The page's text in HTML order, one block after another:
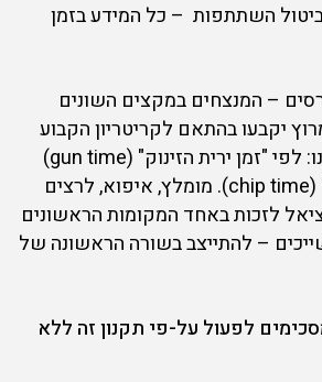
ביטול השתתפות – כל המידע בזמן
– המנצחים במקצים השונים
יקבעו בהתאם לקריטריון הקבוע
בחוקי ה – IAAF, היינו: לפי "זמן ירית הזינוק" (gun time)
ולא לפי "זמן הצ'יפ" (chip time). מומלץ, איפוא, לרצים
לזכות באחד המקומות הראשונים
– להתייצב בשורה הראשונה של
לפעול על-פי תקנון זה ללא